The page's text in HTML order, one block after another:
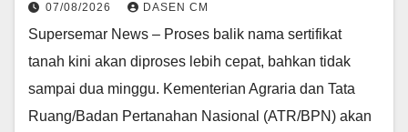
07/08/2026 DASEN CM
Supersemar News – Proses balik nama sertifikat
tanah kini akan diproses lebih cepat, bahkan tidak
sampai dua minggu. Kementerian Agraria dan Tata
Ruang/Badan Pertanahan Nasional (ATR/BPN) akan